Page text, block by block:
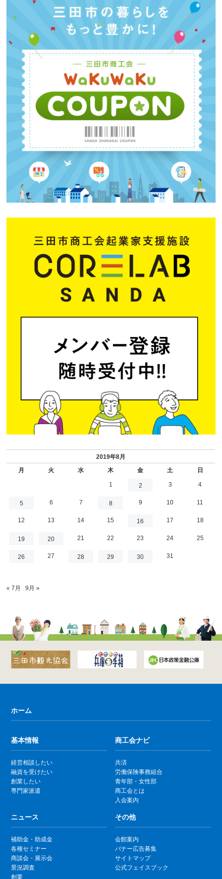
2019年8月
月
火 水 木 金 土 日
1 2 3 4
5 6 7 8 9 10 11
12 13 14 15 16 17 18
19 20 21 22 23 24 25
26 27 28 29 30 31
« 7月 9月 »
ホーム
基本情報
経営相談したい
融資を受けたい
創業したい
専門家派遣
商工会ナビ
共済
労働保険事務組合
青年部・女性部
商工会とは
入会案内
ニュース
補助金・助成金
各種セミナー
商談会・展示会
景況調査
創業
その他
会館案内
バナー広告募集
サイトマップ
公式フェイスブック